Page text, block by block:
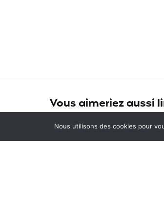
Vous aimeriez aussi
Les USA,
voyageurs en
Nous utilisons des cookies pour